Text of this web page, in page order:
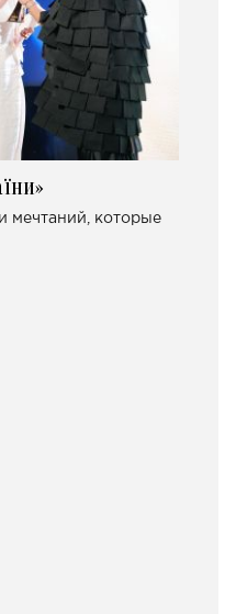
мечтаний, которые